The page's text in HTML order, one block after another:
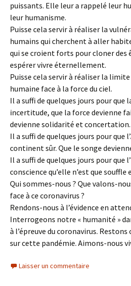
puissants. Elle leur a rappelé leur
leur humanisme.
Puisse cela servir à réaliser la
humains qui cherchent à aller
qui se croient forts pour cloner des
espérer vivre éternellement.
Puisse cela servir à réaliser la
humaine face à la force du ciel.
Il a suffi de quelques jours pour que
incertitude, que la force devienne
devienne solidarité et concertation.
Il a suffi de quelques jours pour que
continent sûr. Que le songe
Il a suffi de quelques jours pour que
conscience qu’elle n’est que souffle
Qui sommes-nous ? Que valons-
face à ce coronavirus ?
Rendons-nous à l’évidence en
Interrogeons notre « humanité »
à l’épreuve du coronavirus.
sur cette pandémie. Aimons-nous
Laisser un commentaire